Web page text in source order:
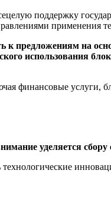
поддержку
применения
предложениям на
использования
финансовые услуги,
уделяется сбору